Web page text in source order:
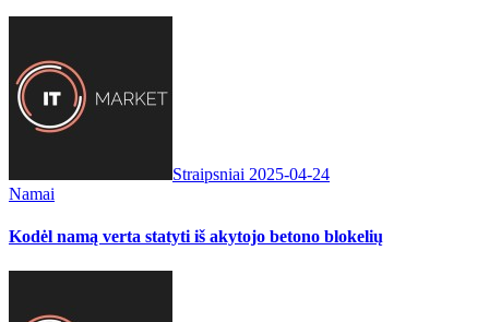
Straipsniai 2025-04-24
Namai
Kodėl namą verta statyti iš akytojo betono blokelių